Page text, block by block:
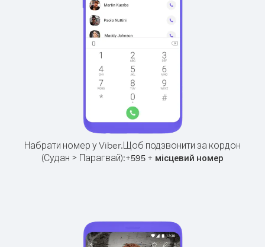
Набрати номер у Viber.Щоб подзвонити за кордон
(Судан > Парагвай):+595 + місцевий номер